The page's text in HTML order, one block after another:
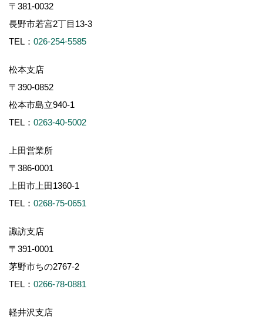
〒381-0032
長野市若宮2丁目13-3
TEL： 026-254-5585
松本支店
〒390-0852
松本市島立940-1
TEL： 0263-40-5002
上田営業所
〒386-0001
上田市上田1360-1
TEL： 0268-75-0651
諏訪支店
〒391-0001
茅野市ちの2767-2
TEL： 0266-78-0881
軽井沢支店